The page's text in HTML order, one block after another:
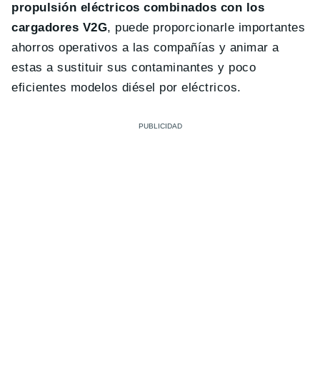
propulsión eléctricos combinados con los
cargadores V2G, puede proporcionarle importantes
ahorros operativos a las compañías y animar a
estas a sustituir sus contaminantes y poco
eficientes modelos diésel por eléctricos.